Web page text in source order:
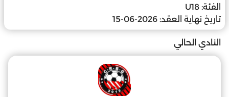
الفئة: U18
تاريخ نهاية العقد: 2026-06-15
النادي الحالي